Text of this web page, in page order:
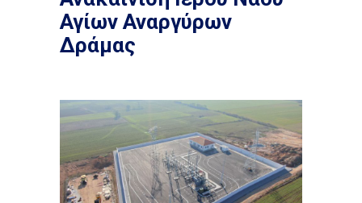
Αγίων Αναργύρων
Δράμας